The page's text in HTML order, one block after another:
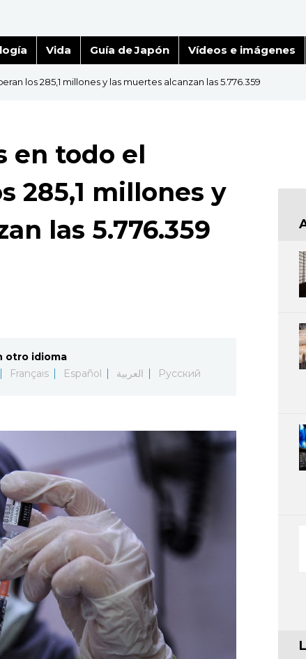
Vida Guía de Japón Vídeos e imágenes
los 285,1 millones y las muertes alcanzan las 5.776.359
en todo el
285,1 millones y
las 5.776.359
otro idioma
Français Español العربية Русский